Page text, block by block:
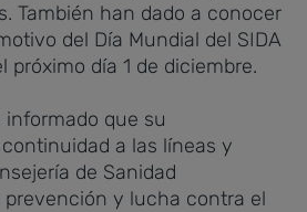
También han dado a conocer
del Día Mundial del SIDA
próximo día 1 de diciembre.
informado que su
a las líneas y
de Sanidad
y lucha contra el